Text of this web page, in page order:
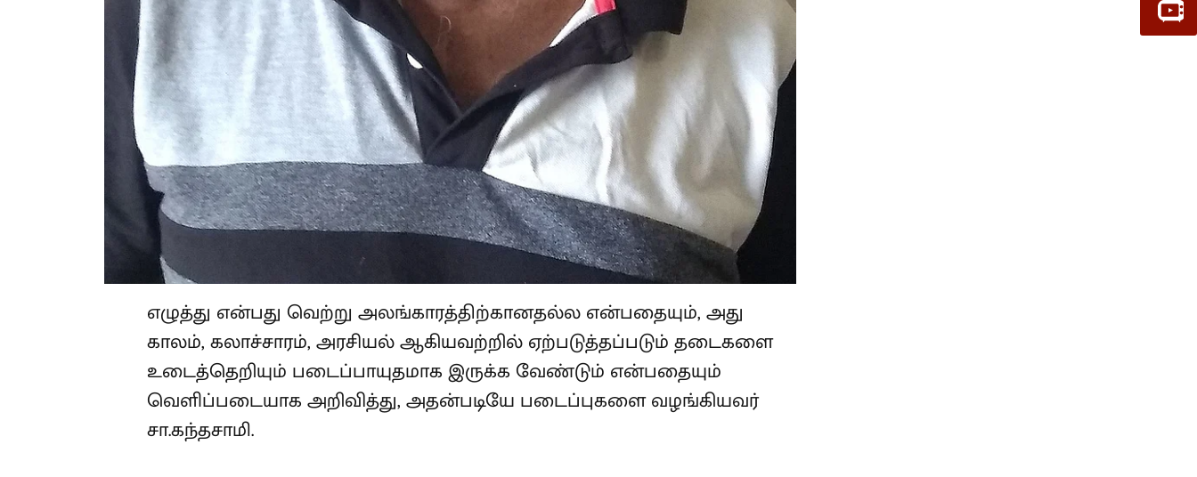
எழுத்து என்பது வெற்று அலங்காரத்திற்கானதல்ல என்பதையும், அது
காலம், கலாச்சாரம், அரசியல் ஆகியவற்றில் ஏற்படுத்தப்படும்
தடைகளை உடைத்தெறியும் படைப்பாயுதமாக இருக்க வேண்டும்
என்பதையும் வெளிப்படையாக அறிவித்து, அதன்படியே
படைப்புகளை வழங்கியவர் சா.கந்தசாமி.
இன்றைய நிலையில் அவருடைய கருத்தும் படைப்பும் மிகவும்
தேவைப்படும் சூழலில் அவர் நம்மைவிட்டு மறைந்துவிட்டார்.